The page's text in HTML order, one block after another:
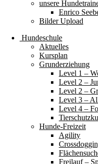
unsere
Enrico
Bilder Upload
Hundeschule
Aktuelles
Kursplan
Grunderziehung
Level 1 –
Level 2 –
Level 2 –
Level 3 –
Level 4 –
Hunde-Freizeit
Agility
Freilauf –